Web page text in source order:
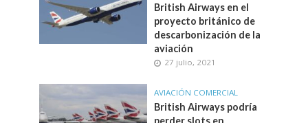
British Airways en el
proyecto británico de
descarbonización de la
aviación
27 julio, 2021
AVIACIÓN COMERCIAL
British Airways podría
perder slots en